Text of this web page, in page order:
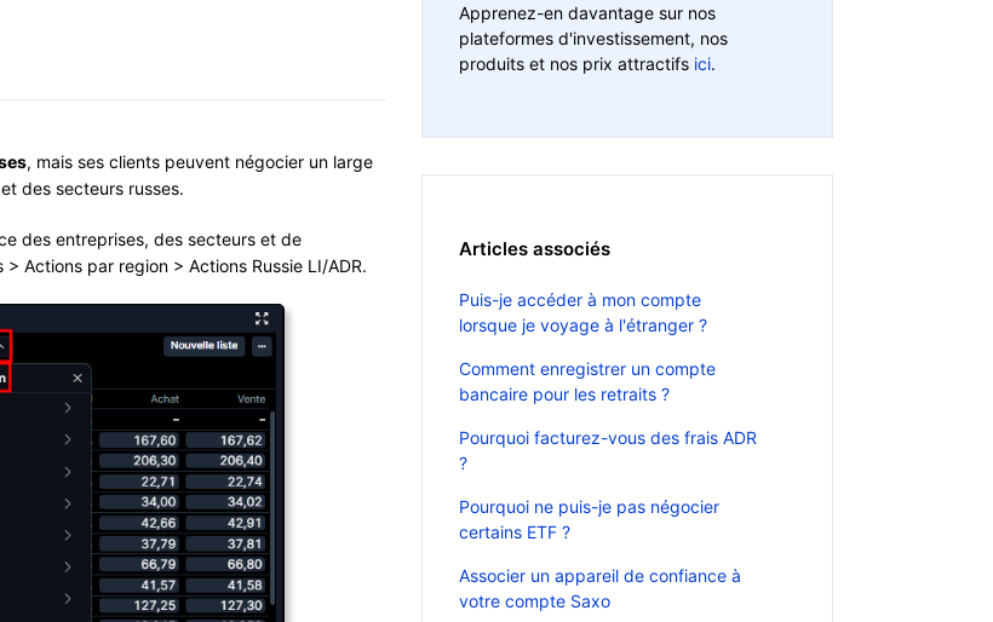
, mais ses clients peuvent négocier un large
des secteurs russes.
des entreprises, des secteurs et de
Actions par region > Actions Russie LI/ADR.
Apprenez-en davantage sur nos
plateformes d'investissement, nos
produits et nos prix attractifs ici.
Articles associés
Puis-je accéder à mon compte
lorsque je voyage à l'étranger ?
Comment enregistrer un compte
bancaire pour les retraits ?
Pourquoi facturez-vous des frais ADR
?
Pourquoi ne puis-je pas négocier
certains ETF ?
Associer un appareil de confiance à
votre compte Saxo